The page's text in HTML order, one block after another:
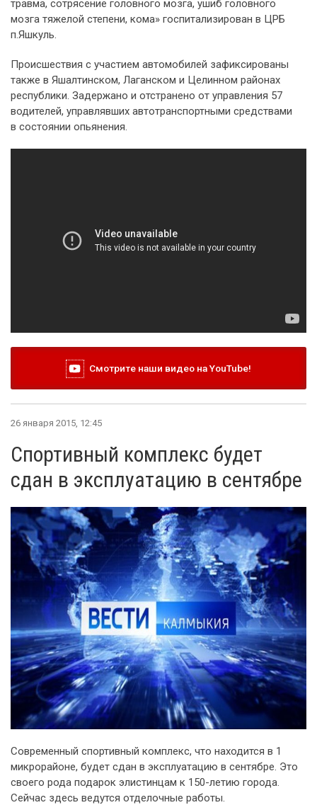
травма, сотрясение головного мозга, ушиб головного
мозга тяжелой степени, кома» госпитализирован в ЦРБ
п.Яшкуль.
Происшествия с участием автомобилей зафиксированы
также в Яшалтинском, Лаганском и Целинном районах
республики. Задержано и отстранено от управления 57
водителей, управлявших автотранспортными средствами
в состоянии опьянения.
Смотрите наши видео на YouTube!
26 января 2015, 12:45
Спортивный комплекс будет
сдан в эксплуатацию в сентябре
Современный спортивный комплекс, что находится в 1
микрорайоне, будет сдан в эксплуатацию в сентябре. Это
своего рода подарок элистинцам к 150-летию города.
Сейчас здесь ведутся отделочные работы.